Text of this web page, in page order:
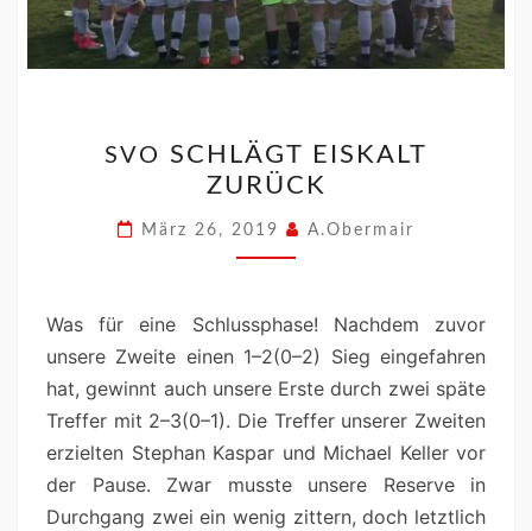
SVO SCHLÄGT EISKALT
ZURÜCK
März 26, 2019 A.Obermair
Was für eine Schlussphase! Nach­dem zuvor
unsere Zweite einen 1–2(0–2) Sieg einge­fahren
hat, gewin­nt auch unsere Erste durch zwei späte
Tre­f­fer mit 2–3(0–1). Die Tre­f­fer unser­er Zweit­en
erziel­ten Stephan Kas­par und Michael Keller vor
der Pause. Zwar musste unsere Reserve in
Durch­gang zwei ein wenig zit­tern, doch let­ztlich